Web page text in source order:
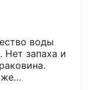
воды
Нет запаха и